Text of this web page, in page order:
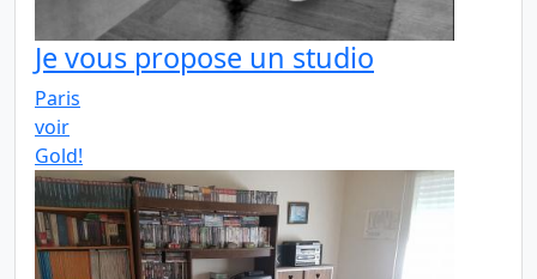
Je vous propose un studio
Paris
voir
Gold!